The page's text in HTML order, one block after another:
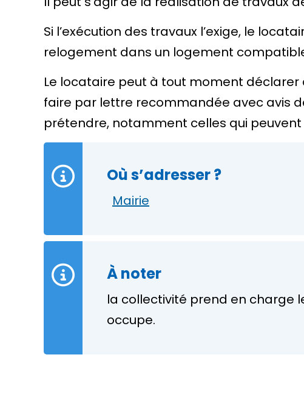
Si l’exécution des travaux l’exige, le
relogement dans un logement
Le locataire peut à tout moment
faire par lettre recommandée avec avis
prétendre, notamment celles qui
Où s’adresser ?
Mairie
À noter
la collectivité prend en charge
occupe.